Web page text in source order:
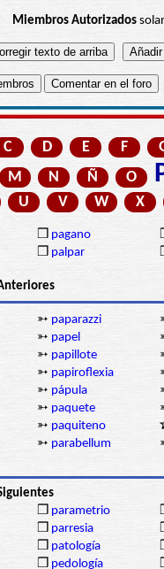
Miembros Autorizados
C D E F
M N Ñ O
U V W X
❒ pagano
❒ palpar
➳ paparazzi
➳ papel
➳ papillote
➳ papiroflexia
➳ pápula
➳ paquete
➳ paquiteno
➳ parabellum
❒ parametrio
❒ parresia
❒ patología
❒ pedología